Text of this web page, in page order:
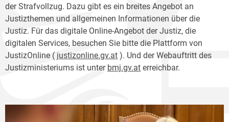
der Strafvollzug. Dazu gibt es ein breites Angebot an
Justizthemen und allgemeinen Informationen über die
Justiz. Für das digitale Online-Angebot der Justiz, die
digitalen Services, besuchen Sie bitte die Plattform von
JustizOnline ( justizonline.gv.at ). Und der Webauftritt des
Justizministeriums ist unter bmj.gv.at erreichbar.